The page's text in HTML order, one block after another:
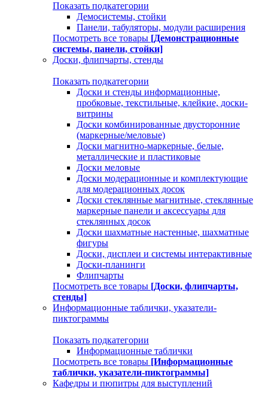
Показать подкатегории
Демосистемы, стойки
Панели, табуляторы, модули расширения
Посмотреть все товары [Демонстрационные
системы, панели, стойки]
Доски, флипчарты, стенды
Показать подкатегории
Доски и стенды информационные,
пробковые, текстильные, клейкие, доски-
витрины
Доски комбинированные двусторонние
(маркерные/меловые)
Доски магнитно-маркерные, белые,
металлические и пластиковые
Доски меловые
Доски модерационные и комплектующие
для модерационных досок
Доски стеклянные магнитные, стеклянные
маркерные панели и аксессуары для
стеклянных досок
Доски шахматные настенные, шахматные
фигуры
Доски, дисплеи и системы интерактивные
Доски-планинги
Флипчарты
Посмотреть все товары [Доски, флипчарты,
стенды]
Информационные таблички, указатели-
пиктограммы
Показать подкатегории
Информационные таблички
Посмотреть все товары [Информационные
таблички, указатели-пиктограммы]
Кафедры и пюпитры для выступлений